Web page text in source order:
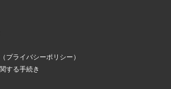
プライバシーポリシー）
する手続き